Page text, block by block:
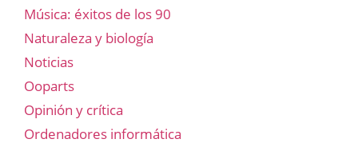
Música: éxitos de los 90
Naturaleza y biología
Noticias
Ooparts
Opinión y crítica
Ordenadores informática